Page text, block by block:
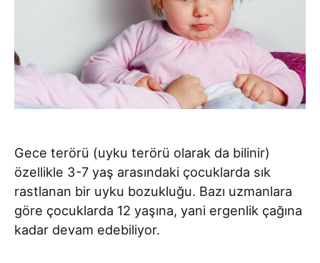
Gece terörü (uyku terörü olarak da bilinir)
özellikle 3-7 yaş arasındaki çocuklarda sık
rastlanan bir uyku bozukluğu. Bazı uzmanlara
göre çocuklarda 12 yaşına, yani ergenlik çağına
kadar devam edebiliyor.